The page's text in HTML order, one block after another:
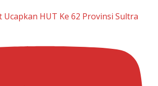
Ucapkan HUT Ke 62 Provinsi Sultra